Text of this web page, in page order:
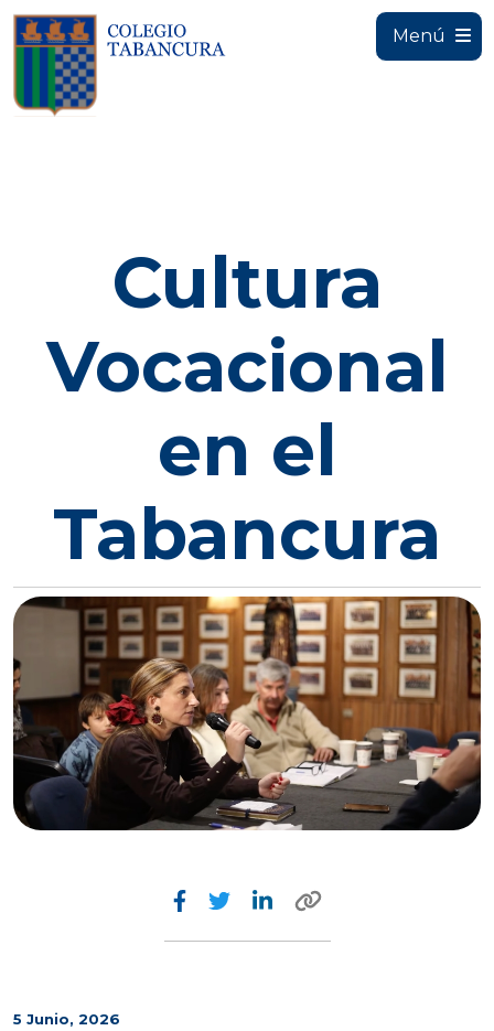
Menú
Cultura
Vocacional
en el
Tabancura
5 Junio, 2026